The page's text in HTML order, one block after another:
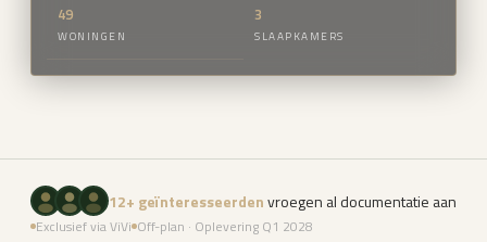
49
WONINGEN
3
SLAAPKAMERS
12+ geïnteresseerdenvroegen al documentatie aan
Exclusief via ViVi Off-plan · Oplevering Q1 2028